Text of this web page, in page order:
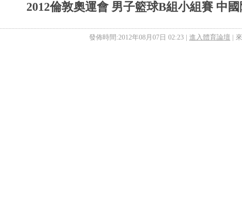
2012倫敦奧運會 男子籃球B組小組賽 中
發佈時間:2012年08月07日 02:23 | 進入體育論壇 |